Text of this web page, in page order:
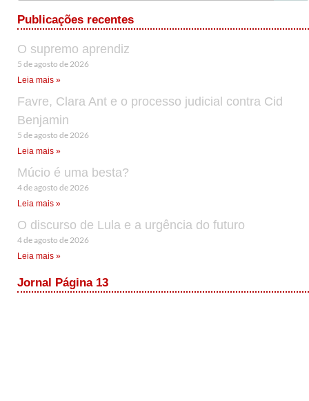
Publicações recentes
O supremo aprendiz
5 de agosto de 2026
Leia mais »
Favre, Clara Ant e o processo judicial contra Cid
Benjamin
5 de agosto de 2026
Leia mais »
Múcio é uma besta?
4 de agosto de 2026
Leia mais »
O discurso de Lula e a urgência do futuro
4 de agosto de 2026
Leia mais »
Jornal Página 13